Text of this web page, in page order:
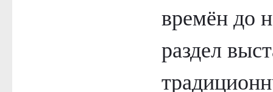
времён до
раздел